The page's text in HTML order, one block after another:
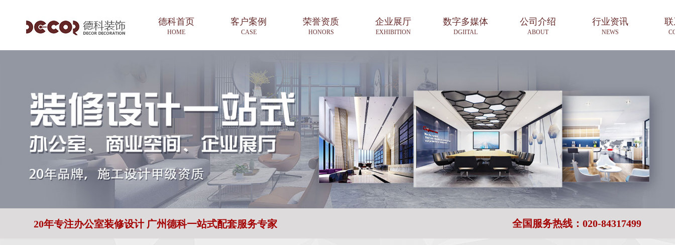
德科首页
HOME
客户案例
CASE
荣誉资质
HONORS
企业展厅
EXHIBITION
数字多媒体
DGIITAL
公司介绍
ABOUT
行业资讯
NEWS
20年专注办公室装修设计 广州德科一站式配套服务专家 全国服务热线：020-84317499